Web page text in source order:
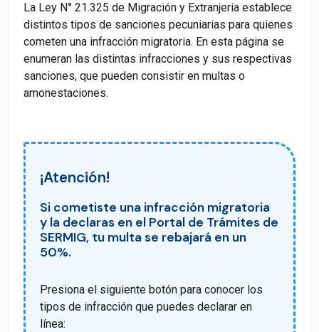
La Ley N° 21.325 de Migración y Extranjería establece
distintos tipos de sanciones pecuniarias para quienes
cometen una infracción migratoria. En esta página se
enumeran las distintas infracciones y sus respectivas
sanciones, que pueden consistir en multas o
amonestaciones.
¡Atención!
Si cometiste una infracción migratoria
y la declaras en el Portal de Trámites de
SERMIG, tu multa se rebajará en un
50%.
Presiona el siguiente botón para conocer los
tipos de infracción que puedes declarar en
línea: